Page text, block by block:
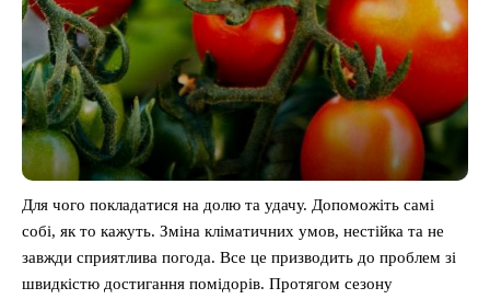
Для чого покладатися на долю та удачу. Допоможіть самі
собі, як то кажуть. Зміна кліматичних умов, нестійка та не
завжди сприятлива погода. Все це призводить до проблем зі
швидкістю достигання помідорів. Протягом сезону